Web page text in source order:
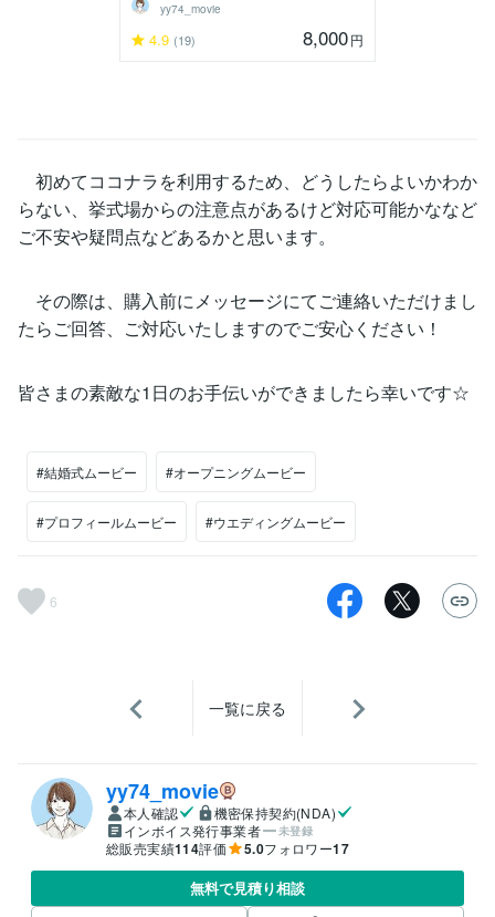
yy74_movie
4.9 (19) 8,000円
初めてココナラを利用するため、どうしたらよいかわか
らない、挙式場からの注意点があるけど対応可能かななど
ご不安や疑問点などあるかと思います。
その際は、購入前にメッセージにてご連絡いただけまし
たらご回答、ご対応いたしますのでご安心ください！
皆さまの素敵な1日のお手伝いができましたら幸いです☆
#結婚式ムービー #オープニングムービー
#プロフィールムービー #ウエディングムービー
6
一覧に戻る
yy74_movie
本人確認
機密保持契約(NDA)
インボイス発行事業者
未登録
総販売実績114評価 5.0フォロワー17
無料で見積り相談